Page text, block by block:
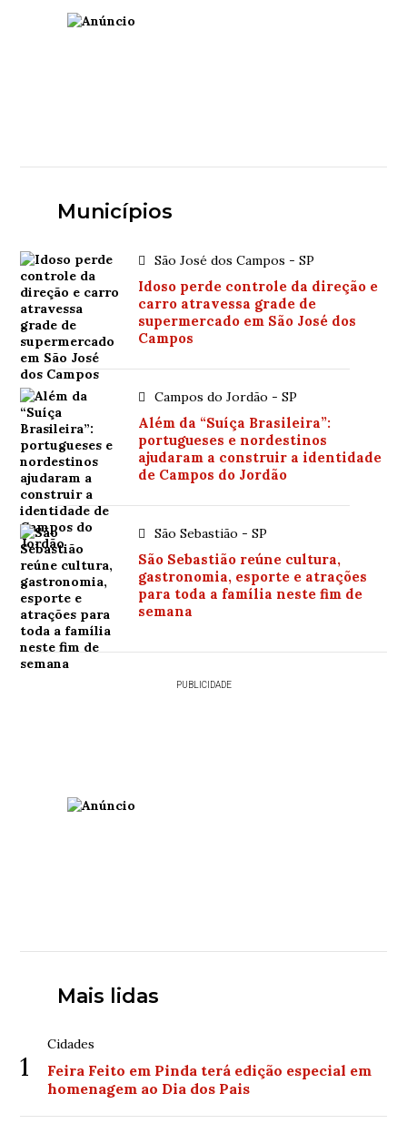
Municípios
São José dos Campos - SP
Idoso perde controle da direção e
carro atravessa grade de
supermercado em São José dos
Campos
Campos do Jordão - SP
Além da “Suíça Brasileira”:
portugueses e nordestinos
ajudaram a construir a identidade
de Campos do Jordão
São Sebastião - SP
São Sebastião reúne cultura,
gastronomia, esporte e atrações
para toda a família neste fim de
semana
PUBLICIDADE
Mais lidas
1
Cidades
Feira Feito em Pinda terá edição especial em
homenagem ao Dia dos Pais